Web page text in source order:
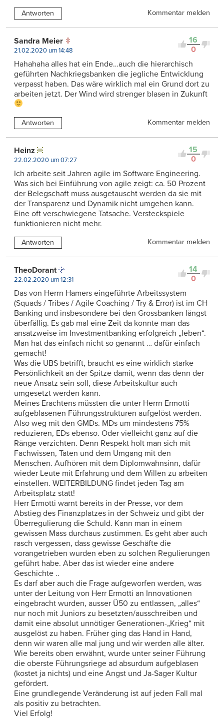
Antworten Kommentar melden
16
0
Sandra Meier
21.02.2020 um 14:48
Hahahaha alles hat ein Ende…auch die hierarchisch
geführten Nachkriegsbanken die jegliche Entwicklung
verpasst haben. Das wäre wirklich mal ein Grund dort zu
arbeiten jetzt. Der Wind wird strenger blasen in Zukunft
Antworten Kommentar melden
15
0
Heinz
22.02.2020 um 07:27
Ich arbeite seit Jahren agile im Software Engineering.
Was sich bei Einführung von agile zeigt: ca. 50 Prozent
der Belegschaft muss ausgetauscht werden da sie mit
der Transparenz und Dynamik nicht umgehen kann.
Eine oft verschwiegene Tatsache. Versteckspiele
funktionieren nicht mehr.
Antworten Kommentar melden
14
0
TheoDorant
22.02.2020 um 12:31
Das von Herrn Hamers eingeführte Arbeitssystem
(Squads / Tribes / Agile Coaching / Try & Error) ist im CH
Banking und insbesondere bei den Grossbanken längst
überfällig. Es gab mal eine Zeit da konnte man das
ansatzweise im Investmentbanking erfolgreich „leben“.
Man hat das einfach nicht so genannt … dafür einfach
gemacht!
Was die UBS betrifft, braucht es eine wirklich starke
Persönlichkeit an der Spitze damit, wenn das denn der
neue Ansatz sein soll, diese Arbeitskultur auch
umgesetzt werden kann.
Meines Erachtens müssten die unter Herrn Ermotti
aufgeblasenen Führungsstrukturen aufgelöst werden.
Also weg mit den GMDs. MDs um mindestens 75%
reduzieren, EDs ebenso. Oder vielleicht ganz auf die
Ränge verzichten. Denn Respekt holt man sich mit
Fachwissen, Taten und dem Umgang mit den
Menschen. Aufhören mit dem Diplomwahnsinn, dafür
wieder Leute mit Erfahrung und dem Willen zu arbeiten
einstellen. WEITERBILDUNG findet jeden Tag am
Arbeitsplatz statt!
Herr Ermotti warnt bereits in der Presse, vor dem
Abstieg des Finanzplatzes in der Schweiz und gibt der
Überregulierung die Schuld. Kann man in einem
gewissen Mass durchaus zustimmen. Es geht aber auch
rasch vergessen, dass gewisse Geschäfte die
vorangetrieben wurden eben zu solchen Regulierungen
geführt habe. Aber das ist wieder eine andere
Geschichte ..
Es darf aber auch die Frage aufgeworfen werden, was
unter der Leitung von Herr Ermotti an Innovationen
eingebracht wurden, ausser Ü50 zu entlassen, „alles“
nur noch mit Juniors zu besetzten/ausschreiben und
damit eine absolut unnötiger Generationen-„Krieg“ mit
ausgelöst zu haben. Früher ging das Hand in Hand,
denn wir waren alle mal jung und wir werden alle älter.
Wie bereits oben erwähnt, wurde unter seiner Führung
die oberste Führungsriege ad absurdum aufgeblasen
(kostet ja nichts) und eine Angst und Ja-Sager Kultur
gefördert.
Eine grundlegende Veränderung ist auf jeden Fall mal
als positiv zu betrachten.
Viel Erfolg!